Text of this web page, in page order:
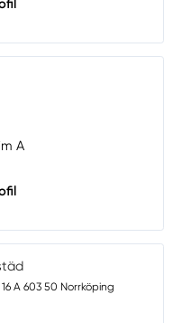
A
16 A 603 50 Norrköping